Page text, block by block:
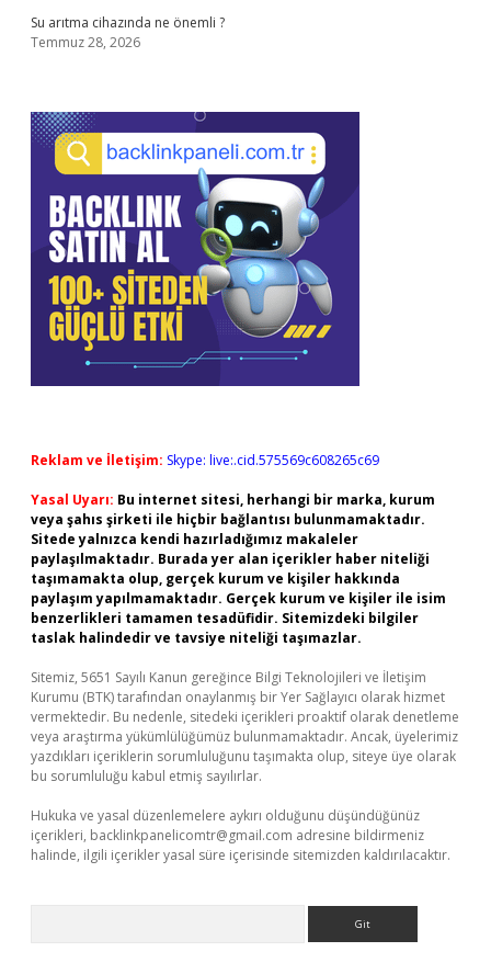
Su arıtma cihazında ne önemli ?
Temmuz 28, 2026
Reklam ve İletişim: Skype: live:.cid.575569c608265c69
Yasal Uyarı: Bu internet sitesi, herhangi bir marka, kurum
veya şahıs şirketi ile hiçbir bağlantısı bulunmamaktadır.
Sitede yalnızca kendi hazırladığımız makaleler
paylaşılmaktadır. Burada yer alan içerikler haber niteliği
taşımamakta olup, gerçek kurum ve kişiler hakkında
paylaşım yapılmamaktadır. Gerçek kurum ve kişiler ile isim
benzerlikleri tamamen tesadüfidir. Sitemizdeki bilgiler
taslak halindedir ve tavsiye niteliği taşımazlar.
Sitemiz, 5651 Sayılı Kanun gereğince Bilgi Teknolojileri ve İletişim
Kurumu (BTK) tarafından onaylanmış bir Yer Sağlayıcı olarak hizmet
vermektedir. Bu nedenle, sitedeki içerikleri proaktif olarak denetleme
veya araştırma yükümlülüğümüz bulunmamaktadır. Ancak, üyelerimiz
yazdıkları içeriklerin sorumluluğunu taşımakta olup, siteye üye olarak
bu sorumluluğu kabul etmiş sayılırlar.
Hukuka ve yasal düzenlemelere aykırı olduğunu düşündüğünüz
içerikleri, backlinkpanelicomtr@gmail.com adresine bildirmeniz
halinde, ilgili içerikler yasal süre içerisinde sitemizden kaldırılacaktır.